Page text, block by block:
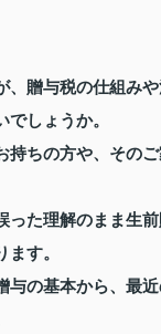
贈与税の仕組みや
しょうか。
持ちの方や、その
った理解のまま生
す。
与の基本から、最